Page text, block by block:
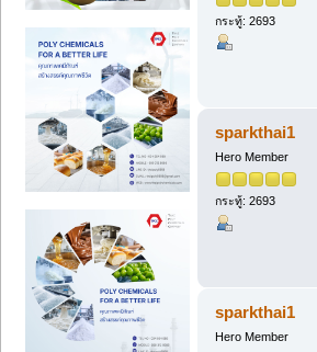
กระทู้: 2693
sparkthai1
Hero Member
กระทู้: 2693
sparkthai1
Hero Member